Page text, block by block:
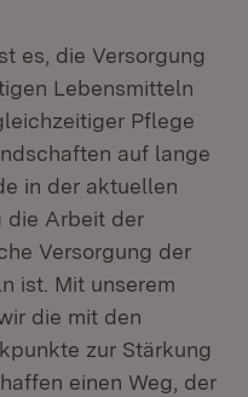
es, die Versorgung
Lebensmitteln
Pflege
auf lange
in der aktuellen
die Arbeit der
Versorgung der
ist. Mit unserem
die mit den
zur Stärkung
einen Weg, der